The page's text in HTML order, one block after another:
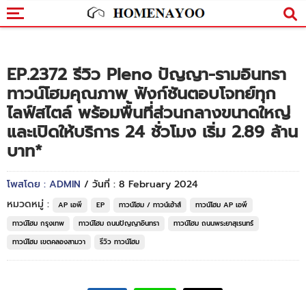
EP.2372 รีวิว Pleno ปัญญา-รามอินทรา
ทาวน์โฮมคุณภาพ ฟังก์ชันตอบโจทย์ทุก
ไลฟ์สไตล์ พร้อมพื้นที่ส่วนกลางขนาดใหญ่
และเปิดให้บริการ 24 ชั่วโมง เริ่ม 2.89 ล้าน
บาท*
โพสโดย : ADMIN / วันที่ : 8 February 2024
หมวดหมู่ :
AP เอพี EP ทาวน์โฮม / ทาวน์เฮ้าส์
ทาวน์โฮม AP เอพี
ทาวน์โฮม กรุงเทพ
ทาวน์โฮม ถนนปัญญาอินทรา
ทาวน์โฮม ถนนพระยาสุเรนทร์
ทาวน์โฮม เขตคลองสามวา
รีวิว ทาวน์โฮม